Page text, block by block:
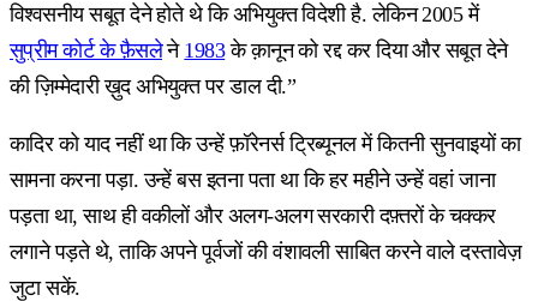
विश्वसनीय सबूत देने होते थे कि अभियुक्त विदेशी है. लेकिन 2005 में
सुप्रीम कोर्ट के फ़ैसलेने 1983के क़ानून को रद्द कर दिया और सबूत देने
की ज़िम्मेदारी ख़ुद अभियुक्त पर डाल दी.”
कादिर को याद नहीं था कि उन्हें फ़ॉरेनर्स ट्रिब्यूनल में कितनी सुनवाइयों का
सामना करना पड़ा. उन्हें बस इतना पता था कि हर महीने उन्हें वहां जाना
पड़ता था, साथ ही वकीलों और अलग-अलग सरकारी दफ़्तरों के चक्कर
लगाने पड़ते थे, ताकि अपने पूर्वजों की वंशावली साबित करने वाले दस्तावेज़
जुटा सकें.